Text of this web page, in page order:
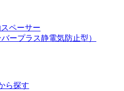
ペーサー
バープラス静電気防止型）
ら探す